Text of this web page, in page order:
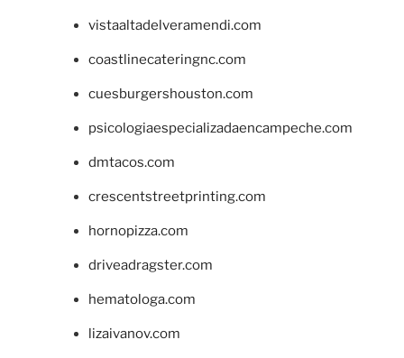
vistaaltadelveramendi.com
coastlinecateringnc.com
cuesburgershouston.com
psicologiaespecializadaencampeche.com
dmtacos.com
crescentstreetprinting.com
hornopizza.com
driveadragster.com
hematologa.com
lizaivanov.com